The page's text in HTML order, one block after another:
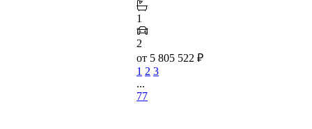
1
2
от 5 805 522 ₽
1 2 3
...
77